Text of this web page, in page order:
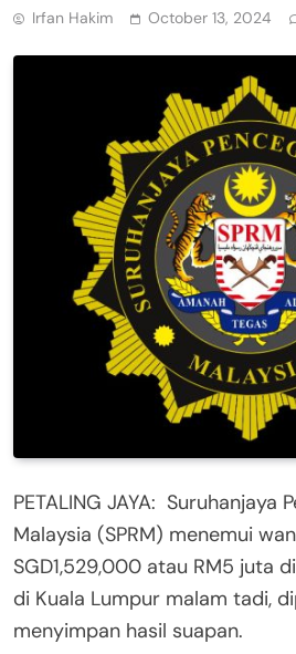
Irfan Hakim October 13, 2024
PETALING JAYA: Suruhanjaya
Malaysia (SPRM) menemui
SGD1,529,000 atau RM5 juta
di Kuala Lumpur malam tadi,
menyimpan hasil suapan.